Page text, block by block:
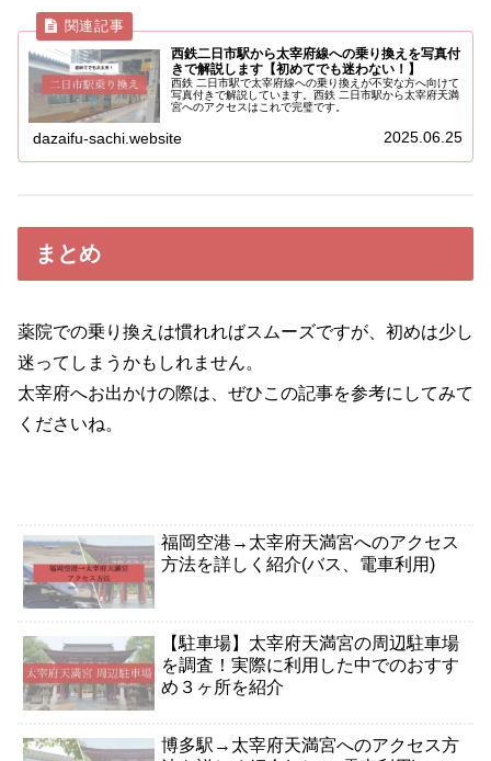
西鉄二日市駅から太宰府線への乗り換えを写真付
きで解説します【初めてでも迷わない！】
西鉄 二日市駅で太宰府線への乗り換えが不安な方へ向けて
写真付きで解説しています。西鉄 二日市駅から太宰府天満
宮へのアクセスはこれで完璧です。
dazaifu-sachi.website 2025.06.25
まとめ
薬院での乗り換えは慣れればスムーズですが、初めは少し
迷ってしまうかもしれません。
太宰府へお出かけの際は、ぜひこの記事を参考にしてみて
くださいね。
福岡空港→太宰府天満宮へのアクセス
方法を詳しく紹介(バス、電車利用)
【駐車場】太宰府天満宮の周辺駐車場
を調査！実際に利用した中でのおすす
め３ヶ所を紹介
博多駅→太宰府天満宮へのアクセス方